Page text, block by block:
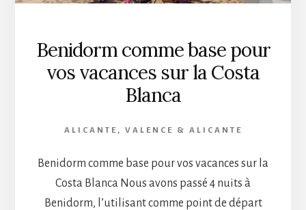
Benidorm comme base pour
vos vacances sur la Costa
Blanca
ALICANTE , VALENCE & ALICANTE
Benidorm comme base pour vos vacances sur la
Costa Blanca Nous avons passé 4 nuits à
Benidorm, l’utilisant comme point de départ